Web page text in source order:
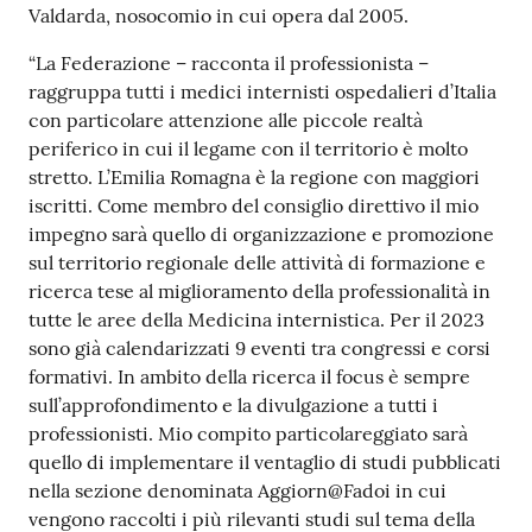
Scuole
Imprese
ed Enti
Seguici
su
Valdarda, nosocomio in cui opera dal 2005.
“La Federazione – racconta il professionista –
raggruppa tutti i medici internisti ospedalieri d’Italia
con particolare attenzione alle piccole realtà
periferico in cui il legame con il territorio è molto
stretto. L’Emilia Romagna è la regione con maggiori
iscritti. Come membro del consiglio direttivo il mio
impegno sarà quello di organizzazione e promozione
sul territorio regionale delle attività di formazione e
ricerca tese al miglioramento della professionalità in
tutte le aree della Medicina internistica. Per il 2023
sono già calendarizzati 9 eventi tra congressi e corsi
formativi. In ambito della ricerca il focus è sempre
sull’approfondimento e la divulgazione a tutti i
professionisti. Mio compito particolareggiato sarà
quello di implementare il ventaglio di studi pubblicati
nella sezione denominata Aggiorn@Fadoi in cui
vengono raccolti i più rilevanti studi sul tema della